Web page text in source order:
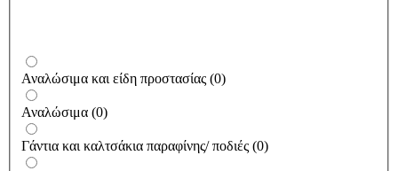
Αναλώσιμα και είδη προστασίας (0)
Αναλώσιμα (0)
Γάντια και καλτσάκια παραφίνης/ ποδιές (0)